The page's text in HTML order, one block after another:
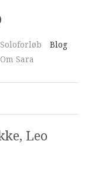
Soloforløb
Blog
Om Sara
Leo